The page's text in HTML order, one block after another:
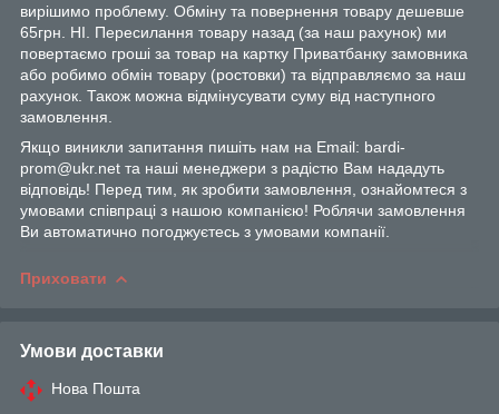
вирішимо проблему. Обміну та повернення товару дешевше
65грн. НІ. Пересилання товару назад (за наш рахунок) ми
повертаємо гроші за товар на картку Приватбанку замовника
або робимо обмін товару (ростовки) та відправляємо за наш
рахунок. Також можна відмінусувати суму від наступного
замовлення.
Якщо виникли запитання пишіть нам на Email: bardi-
prom@ukr.net та наші менеджери з радістю Вам нададуть
відповідь! Перед тим, як зробити замовлення, ознайомтеся з
умовами співпраці з нашою компанією! Роблячи замовлення
Ви автоматично погоджуєтесь з умовами компанії.
Приховати
Умови доставки
Нова Пошта